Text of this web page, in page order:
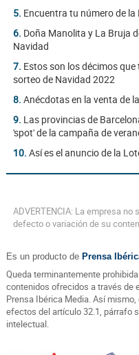
5. Encuentra tu número de
6. Doña Manolita y La Bruja
Navidad
7. Estos son los décimos
sorteo de Navidad 2022
8. Anécdotas en la venta de
9. Las provincias de
'spot' de la campaña de
10. Así es el anuncio de la
ADVERTENCIA: La empresa
defecto o variación de su
Es un producto de Prensa
Queda terminantemente
contenidos ofrecidos a través de
Prensa Ibérica Media. Así
efectos del artículo 32.1, párrafo
intelectual.